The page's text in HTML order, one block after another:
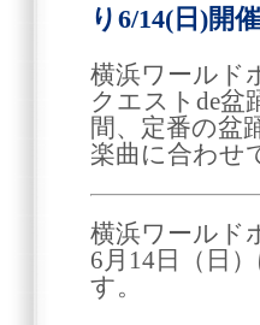
り6/14(日)開催
横浜ワールド
クエストde盆
間、定番の盆
楽曲に合わせ
横浜ワールド
6月14日（日
す。